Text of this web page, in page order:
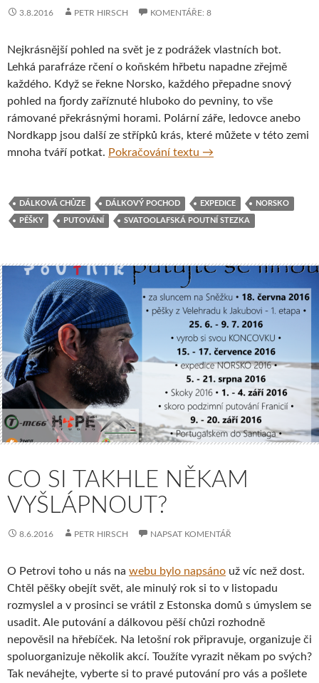
3.8.2016 PETR HIRSCH KOMENTÁŘE: 8
Nejkrásnější pohled na svět je z podrážek vlastních bot.
Lehká parafráze rčení o koňském hřbetu napadne zřejmě
každého. Když se řekne Norsko, každého přepadne snový
pohled na fjordy zaříznuté hluboko do pevniny, to vše
rámované překrásnými horami. Polární záře, ledovce anebo
Nordkapp jsou další ze střípků krás, které můžete v této zemi
mnoha tváří potkat. Pokračování textu Expedice NORSKO
→
DÁLKOVÁ CHŮZE DÁLKOVÝ POCHOD EXPEDICE NORSKO
PĚŠKY PUTOVÁNÍ SVATOOLAFSKÁ POUTNÍ STEZKA
CO SI TAKHLE NĚKAM
VYŠLÁPNOUT?
8.6.2016 PETR HIRSCH NAPSAT KOMENTÁŘ
O Petrovi toho u nás na webu bylo napsáno už víc než dost.
Chtěl pěšky obejít svět, ale minulý rok si to v listopadu
rozmyslel a v prosinci se vrátil z Estonska domů s úmyslem se
usadit. Ale putování a dálkovou pěší chůzi rozhodně
nepověsil na hřebíček. Na letošní rok připravuje, organizuje či
spoluorganizuje několik akcí. Toužíte vyrazit někam po svých?
Tak neváhejte, vyberte si to pravé putování pro vás a pošlete